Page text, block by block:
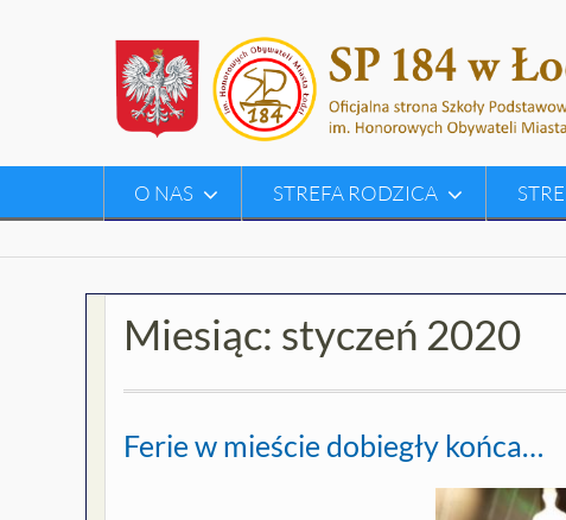
O NAS STREFA RODZICA
Miesiąc: styczeń 2020
Ferie w mieście dobiegły końca…